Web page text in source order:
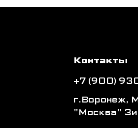
Контакты
+7 (900)
г.Воронеж,
"Москва"